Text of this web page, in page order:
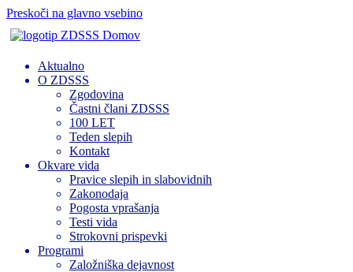
Preskoči na glavno vsebino
Domov
Aktualno
O ZDSSS
Zgodovina
Častni člani ZDSSS
100 LET
Teden slepih
Kontakt
Okvare vida
Pravice slepih in slabovidnih
Zakonodaja
Pogosta vprašanja
Testi vida
Strokovni prispevki
Programi
Založniška dejavnost